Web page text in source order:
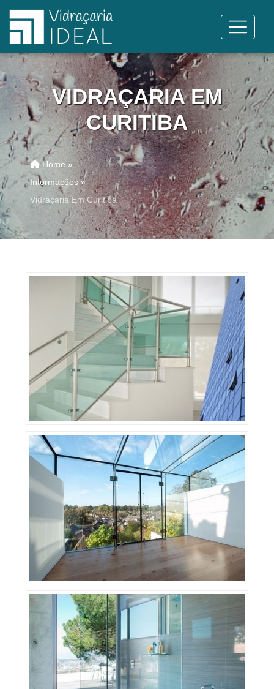
VIDRAÇARIA EM
CURITIBA
Home »
Informações »
Vidraçaria Em Curitiba